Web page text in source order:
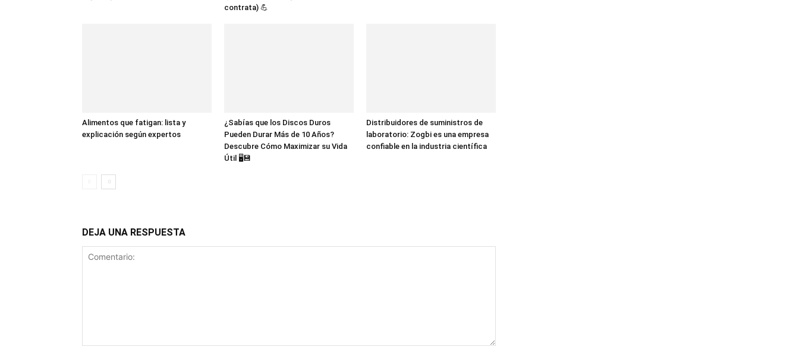
contrata) 💪
Alimentos que fatigan: lista y
explicación según expertos
¿Sabías que los Discos Duros
Pueden Durar Más de 10 Años?
Descubre Cómo Maximizar su Vida
Útil 🖥️💾
Distribuidores de suministros de
laboratorio: Zogbi es una empresa
confiable en la industria científica
DEJA UNA RESPUESTA